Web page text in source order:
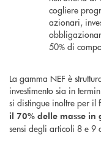
cogliere
azionari,
50% di
La gamma NEF è
investimento sia in
si distingue inoltre per il
il 70% delle masse in
sensi degli articoli 8 e 9